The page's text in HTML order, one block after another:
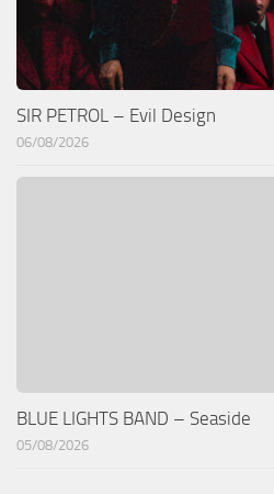
SIR PETROL – Evil Design
06/08/2026
BLUE LIGHTS BAND – Seaside
05/08/2026